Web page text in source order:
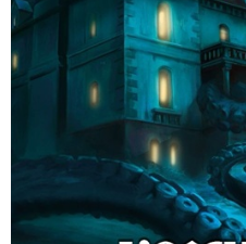
Accessori
Giocattoli e Gadget
Offerte del Dragone